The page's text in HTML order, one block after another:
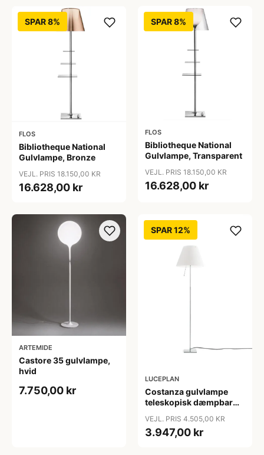
SPAR 8%
FLOS
Bibliotheque National
Gulvlampe, Bronze
VEJL. PRIS 18.150,00 KR
16.628,00 kr
SPAR 8%
FLOS
Bibliotheque National
Gulvlampe, Transparent
VEJL. PRIS 18.150,00 KR
16.628,00 kr
ARTEMIDE
Castore 35 gulvlampe,
hvid
7.750,00 kr
SPAR 12%
LUCEPLAN
Costanza gulvlampe
teleskopisk dæmpbar
VEJL. PRIS 4.505,00 KR
3.947,00 kr